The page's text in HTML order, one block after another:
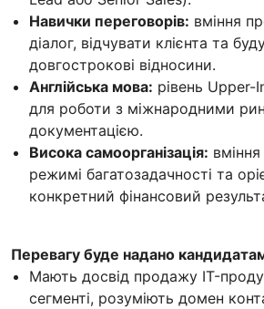
Навички переговорів: вміння
діалог, відчувати клієнта та
довгострокові відносини.
Англійська мова: рівень Upper-
для роботи з міжнародними
документацією.
Висока самоорганізація:
режимі багатозадачності та
конкретний фінансовий
Перевагу буде надано
Мають досвід продажу IT-
сегменті, розуміють домен